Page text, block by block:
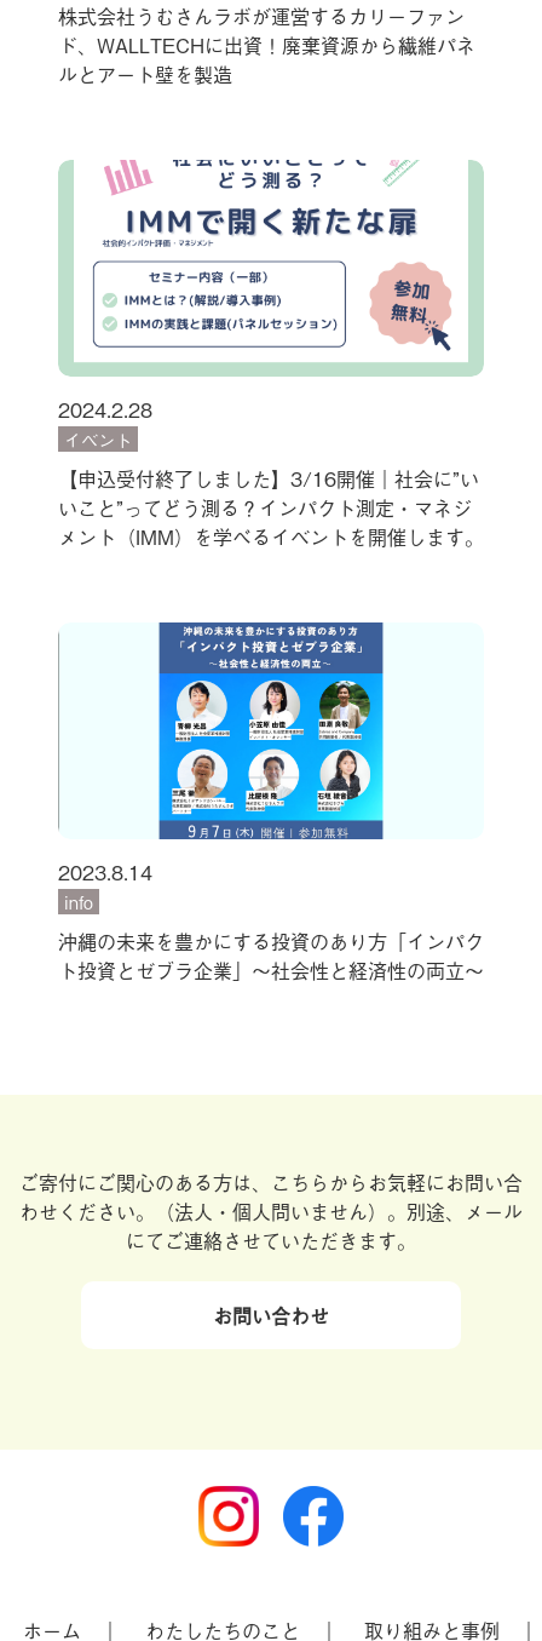
株式会社うむさんラボが運営するカリーファン
ド、WALLTECHに出資！廃棄資源から繊維パネ
ルとアート壁を製造
2024.2.28
イベント
【申込受付終了しました】3/16開催｜社会に”い
いこと”ってどう測る？インパクト測定・マネジ
メント（IMM）を学べるイベントを開催します。
2023.8.14
info
沖縄の未来を豊かにする投資のあり方「インパク
ト投資とゼブラ企業」～社会性と経済性の両立～
ご寄付にご関心のある方は、こちらからお気軽にお問い合
わせください。
（法人・個人問いません）。別途、メール
にてご連絡させていただきます。
お問い合わせ
ホーム わたしたちのこと 取り組みと事例